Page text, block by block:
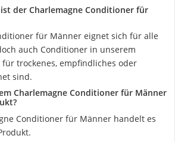
der Charlemagne Conditioner für
für Männer eignet sich für alle
auch Conditioner in unserem
trockenes, empfindliches oder
sind.
Charlemagne Conditioner für Männer
Conditioner für Männer handelt es